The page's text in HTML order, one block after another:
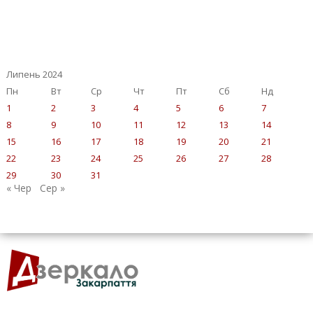
Липень 2024
Пн
Вт Ср Чт Пт Сб
Нд
1
2 3 4 5 6
7
8
9 10 11 12 13
14
15
16 17 18 19 20
21
22
23 24 25 26 27
28
29
30 31
« Чер Сер »